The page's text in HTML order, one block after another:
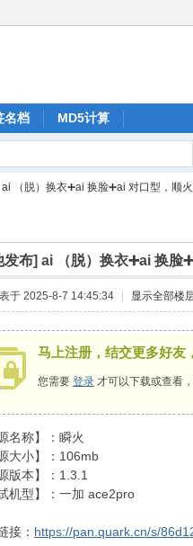
名档 MD5计算
ai （脱）换衣➕ai 换脸➕ai 对口型，顺
发布] ai （脱）换衣➕ai 换脸
于 2025-8-7 14:45:34 显示全部楼
马上注册，结交更多好友
您需要 登录 才可以下载或查看
名称】：瞬火
大小】：106mb
版本】：1.3.1
试机型】：一加 ace2pro
接： https://pan.quark.cn/s/